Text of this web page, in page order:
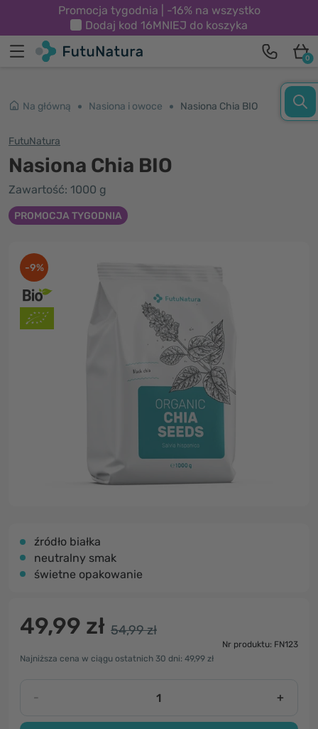
Promocja tygodnia | -16% na wszystko
Dodaj kod 16MNIEJ do koszyka
0
Na główną Nasiona i owoce Nasiona Chia BIO
FutuNatura
Nasiona Chia BIO
Zawartość: 1000 g
PROMOCJA TYGODNIA
-9%
źródło białka
neutralny smak
świetne opakowanie
49,99 zł 54,99 zł
Nr produktu: FN123
Najniższa cena w ciągu ostatnich 30 dni: 49,99 zł
- +